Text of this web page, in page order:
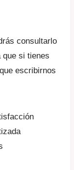
consultarlo
si tienes
escribirnos